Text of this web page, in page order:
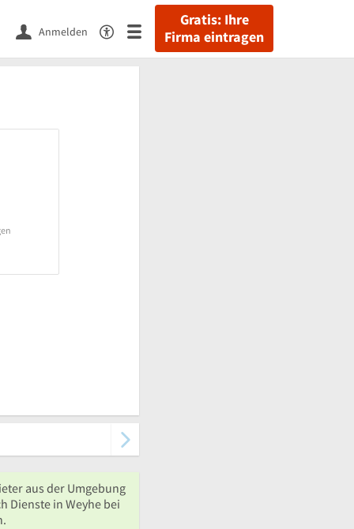
Gratis: Ihre
Firma eintragen
Anmelden
aus der Umgebung
Dienste in Weyhe bei